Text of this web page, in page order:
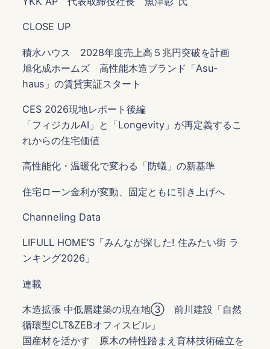
CLOSE UP
積水ハウス 2028年度売上高５兆円突破を計画
旭化成ホームズ 高性能木造ブランド「Asu-
haus」の賃貸実証スタート
CES 2026現地レポート後編
「フィジカルAI」と「Longevity」が再定義するこ
れからの住宅価値
高性能化・温暖化で変わる「防蟻」の新基準
住宅ローン金利が変動、固定ともに引き上げへ
Channeling Data
LIFULL HOME’S「みんなが探した! 住みたい街 ラ
ンキング2026」
連載
木造拡張 中低層建築の現在地③ 前川建設「自然
循環型CLT&ZEBオフィスビル」
国産材を活かす 原木の特性踏まえ育林技術確立を